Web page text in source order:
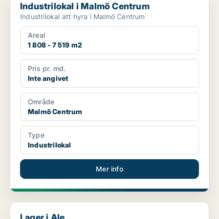
Industrilokal i Malmö Centrum
Industrilokal att hyra i Malmö Centrum
Areal
1 808 - 7 519 m2
Pris pr. md.
Inte angivet
Område
Malmö Centrum
Type
Industrilokal
Mer info
Lager i Ale